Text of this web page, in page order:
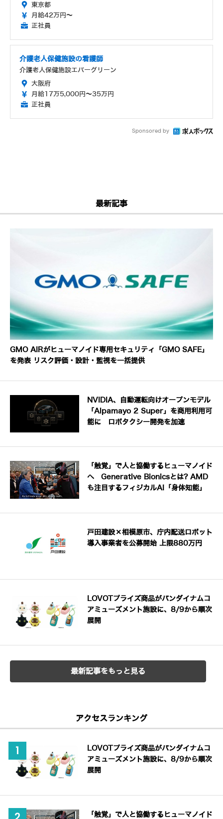
東京都
月給42万円～
正社員
介護老人保健施設の看護師
介護老人保健施設エバーグリーン
大阪府
月給17万5,000円～35万円
正社員
Sponsored by
最新記事
GMO AIRがヒューマノイド専用セキュリティ「GMO SAFE」
を発表 リスク評価・設計・監視を一括提供
NVIDIA、自動運転向けオープンモデル
「Alpamayo 2 Super」を商用利用可
能に ロボタクシー開発を加速
「触覚」で人と協働するヒューマノイド
へ Generative Bionicsとは? AMD
も注目するフィジカルAI「身体知能」
戸田建設×相模原市、庁内配送ロボット
導入事業者を公募開始 上限880万円
LOVOTプライズ商品がバンダイナムコ
アミューズメント施設に、8/9から順次
展開
最新記事をもっと見る
アクセスランキング
LOVOTプライズ商品がバンダイナムコ
アミューズメント施設に、8/9から順次
展開
「触覚」で人と協働するヒューマノイド